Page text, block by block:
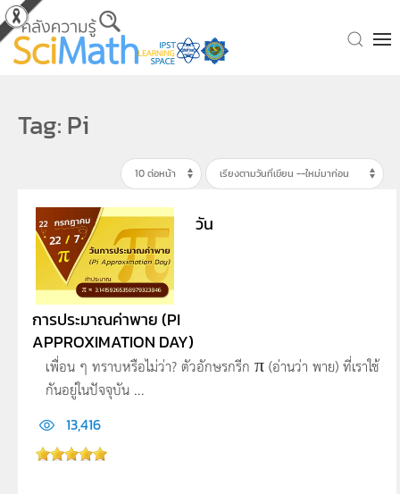
Skip to main content
Tag: Pi
วัน
การประมาณค่าพาย (PI
APPROXIMATION DAY)
เพื่อน ๆ ทราบหรือไม่ว่า? ตัวอักษรกรีก π (อ่านว่า พาย) ที่เราใช้
กันอยู่ในปัจจุบัน ...
13,416